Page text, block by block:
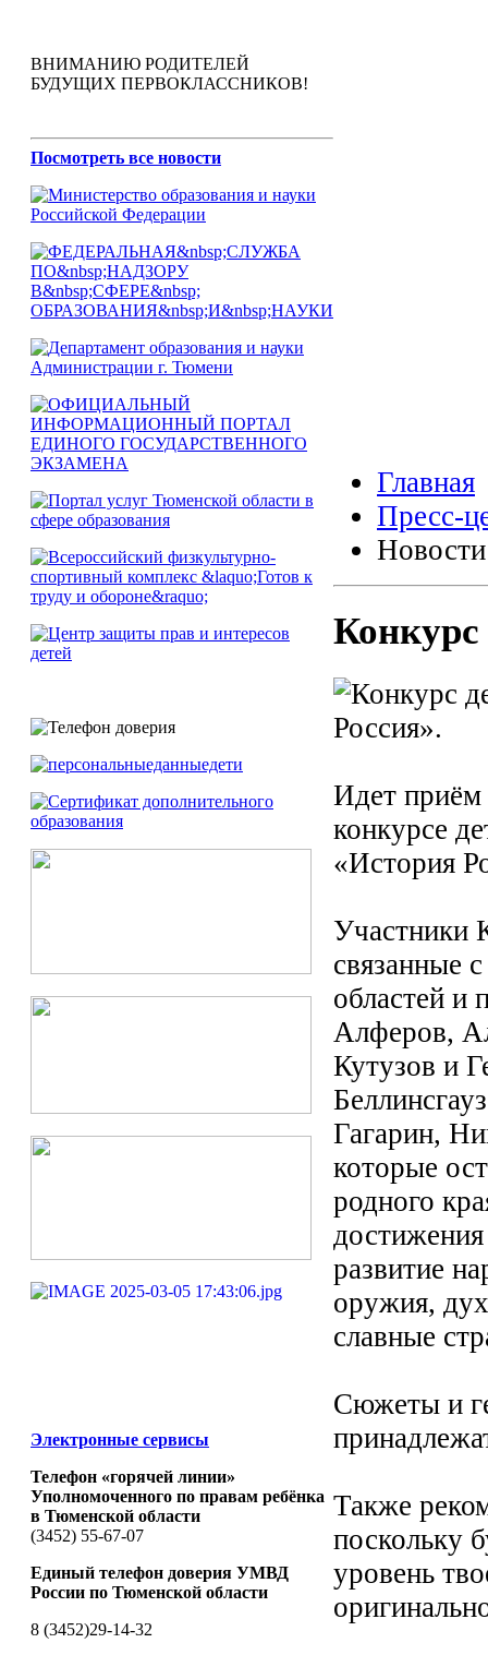
ВНИМАНИЮ РОДИТЕЛЕЙ
БУДУЩИХ ПЕРВОКЛАССНИКОВ!
Посмотреть все новости
Электронные сервисы
Телефон «горячей линии»
Уполномоченного по правам ребёнка
в Тюменской области
(3452) 55-67-07
Единый телефон доверия УМВД
России по Тюменской области
8 (3452)29-14-32
Главная
Пресс-
Новости
Конкурс
Идет приём
конкурсе
«История
Участники
связанные
областей
Алферов,
Кутузов и
Гагарин,
которые
родного
развитие
оружия,
славные
Сюжеты и
Также
поскольку
уровень